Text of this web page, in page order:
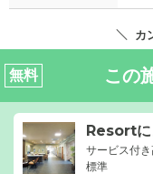
カ
無料 この
Resortに
サービス付
標準